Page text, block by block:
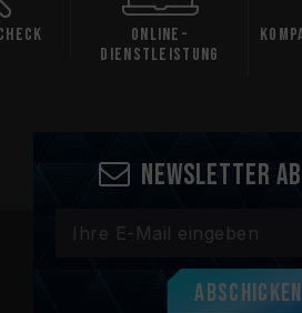
Online-
Dienstleistung
Newsletter
Abschicken